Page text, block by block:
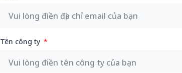
Tên công ty